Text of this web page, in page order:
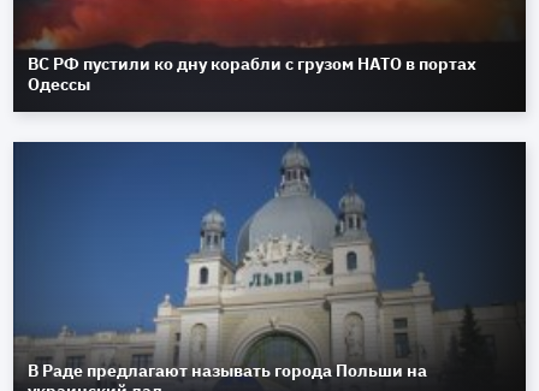
ВС РФ пустили ко дну корабли с грузом НАТО в портах
Одессы
В Раде предлагают называть города Польши на